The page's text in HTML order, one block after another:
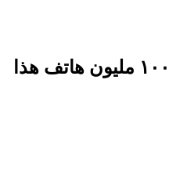
هواوي شحنت أكثر من ۱۰۰ مليون هاتف هذا